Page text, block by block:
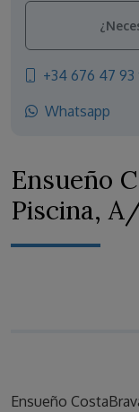
Ensueño
Piscina,
Ensueño
+34 676 47 93
Whatsapp